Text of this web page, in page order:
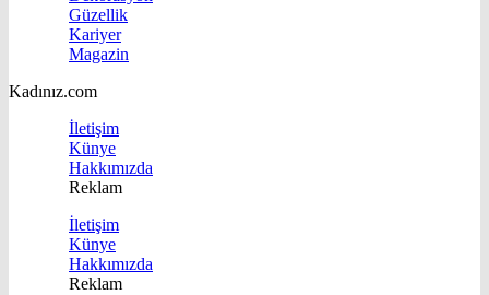
Güzellik
Kariyer
Magazin
Kadınız.com
İletişim
Künye
Hakkımızda
Reklam
İletişim
Künye
Hakkımızda
Reklam